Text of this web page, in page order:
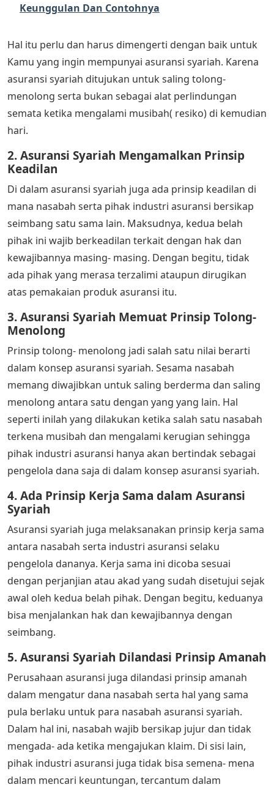
Keunggulan Dan Contohnya
Hal itu perlu dan harus dimengerti dengan baik untuk
Kamu yang ingin mempunyai asuransi syariah. Karena
asuransi syariah ditujukan untuk saling tolong-
menolong serta bukan sebagai alat perlindungan
semata ketika mengalami musibah( resiko) di kemudian
hari.
2. Asuransi Syariah Mengamalkan Prinsip
Keadilan
Di dalam asuransi syariah juga ada prinsip keadilan di
mana nasabah serta pihak industri asuransi bersikap
seimbang satu sama lain. Maksudnya, kedua belah
pihak ini wajib berkeadilan terkait dengan hak dan
kewajibannya masing- masing. Dengan begitu, tidak
ada pihak yang merasa terzalimi ataupun dirugikan
atas pemakaian produk asuransi itu.
3. Asuransi Syariah Memuat Prinsip Tolong-
Menolong
Prinsip tolong- menolong jadi salah satu nilai berarti
dalam konsep asuransi syariah. Sesama nasabah
memang diwajibkan untuk saling berderma dan saling
menolong antara satu dengan yang yang lain. Hal
seperti inilah yang dilakukan ketika salah satu nasabah
terkena musibah dan mengalami kerugian sehingga
pihak industri asuransi hanya akan bertindak sebagai
pengelola dana saja di dalam konsep asuransi syariah.
4. Ada Prinsip Kerja Sama dalam Asuransi
Syariah
Asuransi syariah juga melaksanakan prinsip kerja sama
antara nasabah serta industri asuransi selaku
pengelola dananya. Kerja sama ini dicoba sesuai
dengan perjanjian atau akad yang sudah disetujui sejak
awal oleh kedua belah pihak. Dengan begitu, keduanya
bisa menjalankan hak dan kewajibannya dengan
seimbang.
5. Asuransi Syariah Dilandasi Prinsip Amanah
Perusahaan asuransi juga dilandasi prinsip amanah
dalam mengatur dana nasabah serta hal yang sama
pula berlaku untuk para nasabah asuransi syariah.
Dalam hal ini, nasabah wajib bersikap jujur dan tidak
mengada- ada ketika mengajukan klaim. Di sisi lain,
pihak industri asuransi juga tidak bisa semena- mena
dalam mencari keuntungan, tercantum dalam